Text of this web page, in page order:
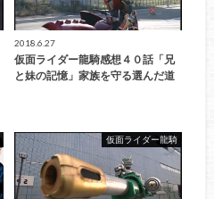
2018.6.27
仮面ライダー龍騎感想４０話「兄
と妹の記憶」家族を守る選んだ道
仮面ライダー龍騎